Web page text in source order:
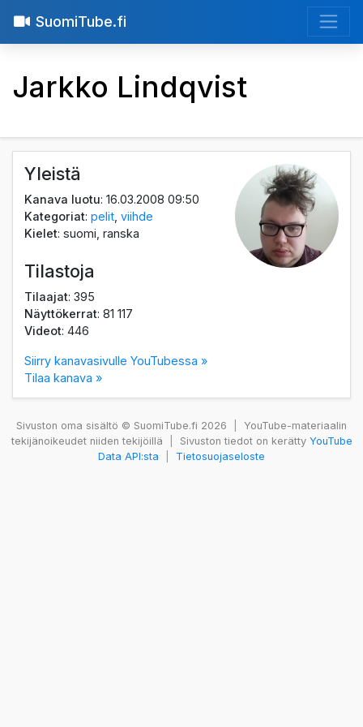
SuomiTube.fi
Jarkko Lindqvist
Yleistä
Kanava luotu: 16.03.2008 09:50
Kategoriat:pelit ,viihde
Kielet: suomi, ranska
Tilastoja
Tilaajat: 395
Näyttökerrat: 81 117
Videot: 446
Siirry kanavasivulle YouTubessa »
Tilaa kanava »
Sivuston oma sisältö © SuomiTube.fi 2026
YouTube-materiaalin
tekijänoikeudet niiden tekijöillä
Sivuston tiedot on kerätty YouTube
Data API:sta
Tietosuojaseloste